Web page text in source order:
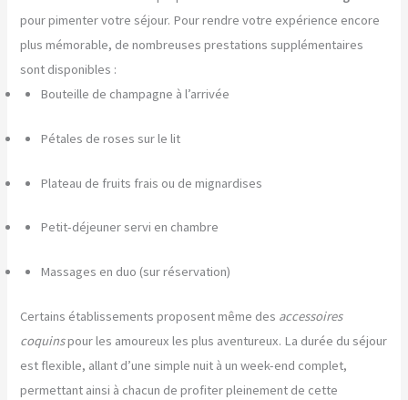
pour pimenter votre séjour. Pour rendre votre expérience encore
plus mémorable, de nombreuses prestations supplémentaires
sont disponibles :
Bouteille de champagne à l’arrivée
Pétales de roses sur le lit
Plateau de fruits frais ou de mignardises
Petit-déjeuner servi en chambre
Massages en duo (sur réservation)
Certains établissements proposent même des accessoires
coquinspour les amoureux les plus aventureux. La durée du séjour
est flexible, allant d’une simple nuit à un week-end complet,
permettant ainsi à chacun de profiter pleinement de cette